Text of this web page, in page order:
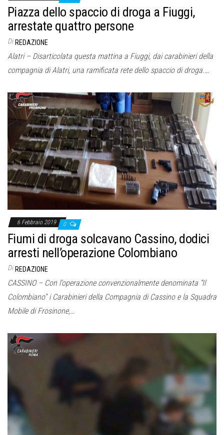
Piazza dello spaccio di droga a Fiuggi,
arrestate quattro persone
Di REDAZIONE
Alatri – Disarticolata questa mattina a Fiuggi, dai carabinieri della
compagnia di Alatri, una ramificata rete dello spaccio di droga.…
6 Febbraio 2019 0
Fiumi di droga solcavano Cassino, dodici
arresti nell’operazione Colombiano
Di REDAZIONE
CASSINO – Con l’operazione convenzionalmente denominata “Il
Colombiano” i Carabinieri della Compagnia di Cassino e la Squadra
Mobile di Frosinone,…